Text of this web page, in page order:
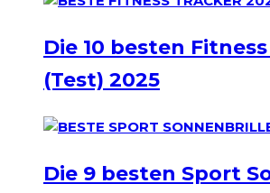
Die 10 besten
(Test) 2025
Die 9 besten Sport